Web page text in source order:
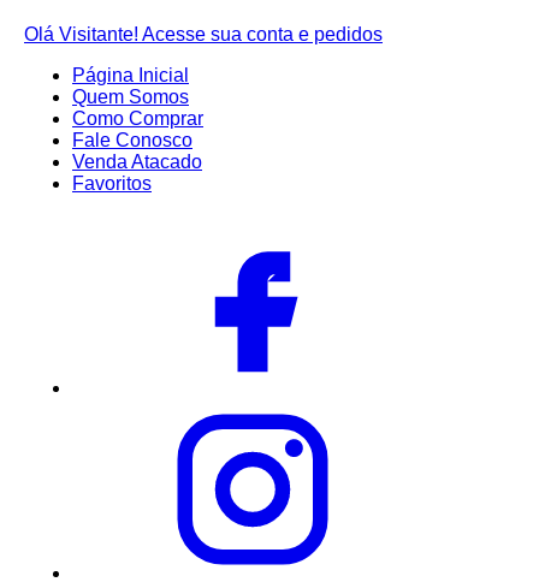
Olá Visitante! Acesse sua conta e pedidos
Página Inicial
Quem Somos
Como Comprar
Fale Conosco
Venda Atacado
Favoritos